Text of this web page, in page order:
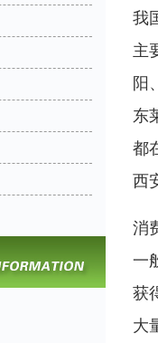
我
主
阳
东
都
西
消
一
获
大